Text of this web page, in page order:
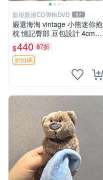
影視動漫CD專輯DVD 57
嚴選海淘 vintage 小熊迷你抱
枕 憶記臀部 豆包設計 4cm
高 推薦收藏 迷你豆包小熊、
高臀部、豆袋抱枕
$440 87折
折扣碼